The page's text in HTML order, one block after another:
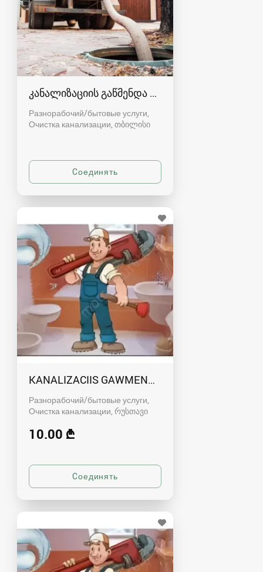
კანალიზაციის გაწმენდა თბილისი 557554000
Разнорабочий/бытовые услуги,
Очистка канализации თბილისი
KANALIZACIIS GAWMENDA RUSTAVSHI -
Разнорабочий/бытовые услуги,
Очистка канализации რუსთავი
10.00 ₾